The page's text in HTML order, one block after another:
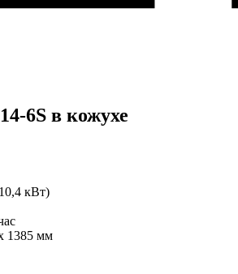
6S в кожухе
кВт)
1385 мм